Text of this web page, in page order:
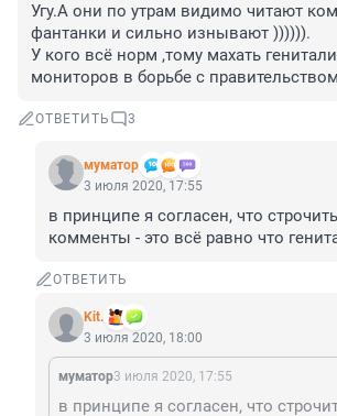
Угу.А они по утрам видимо читают
фантанки и сильно изнывают )))))).
У кого всё норм ,тому махать
мониторов в борьбе с
ОТВЕТИТЬ 3
муматор
3 июля 2020, 17:55
в принципе я согласен, что
комменты - это всё равно что
ОТВЕТИТЬ
Kit.
3 июля 2020, 18:00
муматор3 июля 2020, 17:55